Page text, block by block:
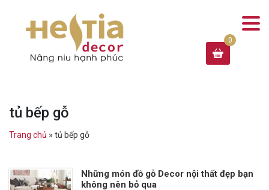
tủ bếp gỗ
Trang chủ » tủ bếp gỗ
Những món đồ gỗ Decor nội thất đẹp bạn
không nên bỏ qua